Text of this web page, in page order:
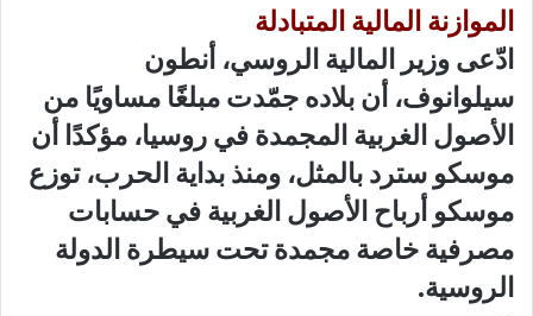
الموازنة المالية المتبادلة
ادّعى وزير المالية الروسي، أنطون
سيلوانوف، أن بلاده جمّدت مبلغًا مساويًا من
الأصول الغربية المجمدة في روسيا، مؤكدًا أن
موسكو سترد بالمثل، ومنذ بداية الحرب، توزع
موسكو أرباح الأصول الغربية في حسابات
مصرفية خاصة مجمدة تحت سيطرة الدولة
الروسية.